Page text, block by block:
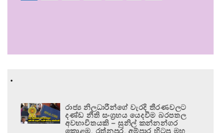
.
රාජ්‍ය නිලධාරීන්ගේ වැරදි තීරණවලට
දණ්ඩ නීති සංග්‍රහය යෙදවීම බරපතල
අවභාවිතයකි – සුනිල් කන්නන්ගර
කොළඹ, රත්නපුර, අම්පාර හිටපු මහ